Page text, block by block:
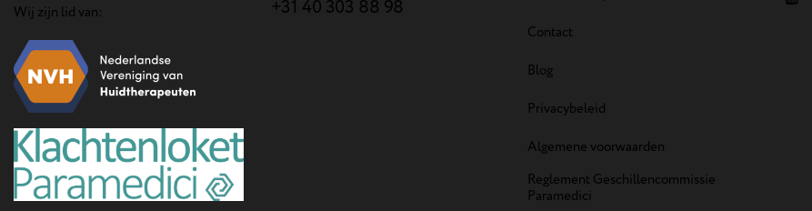
Wij zijn lid van:
+31 40 303 88 98
Contact
Blog
Privacybeleid
Algemene voorwaarden
Reglement Geschillencommissie
Paramedici